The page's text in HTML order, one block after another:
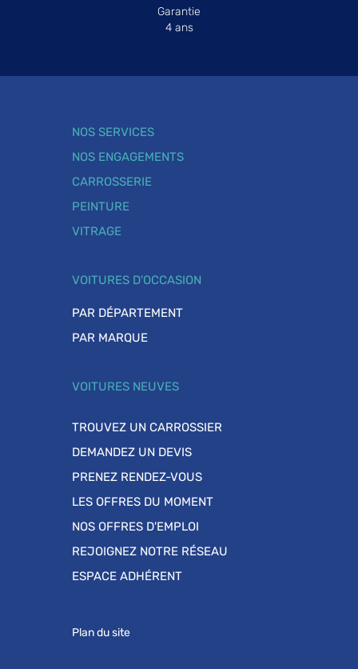
Garantie
4 ans
NOS SERVICES
NOS ENGAGEMENTS
CARROSSERIE
PEINTURE
VITRAGE
VOITURES D'OCCASION
PAR DÉPARTEMENT
PAR MARQUE
VOITURES NEUVES
TROUVEZ UN CARROSSIER
DEMANDEZ UN DEVIS
PRENEZ RENDEZ-VOUS
LES OFFRES DU MOMENT
NOS OFFRES D'EMPLOI
REJOIGNEZ NOTRE RÉSEAU
ESPACE ADHÉRENT
Plan du site